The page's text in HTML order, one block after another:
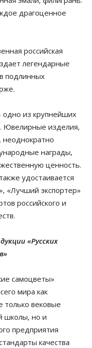
драгоценное
российская
легендарные
подлинных
одно из крупнейших
Ювелирные изделия,
награды,
ценность.
удостаивается
«Лучший экспортер»
российского и
«Русских
самоцветы»
мира как
только вековые
школы, но и
предприятия
качества